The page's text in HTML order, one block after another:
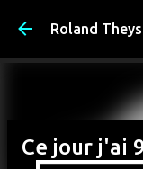
Roland
Ce jour j'ai